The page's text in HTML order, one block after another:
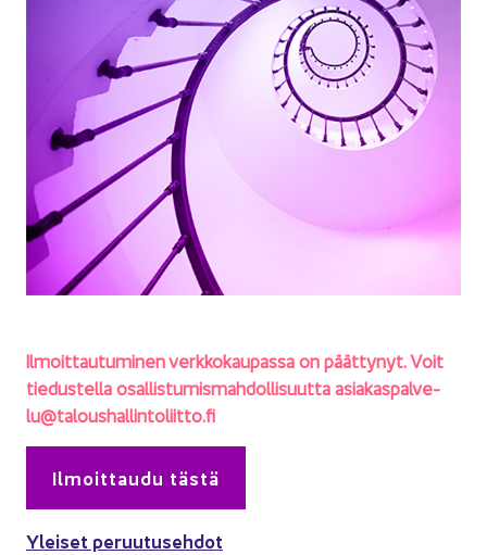
Il­moit­tau­tu­mi­nen verk­ko­kau­pas­sa on päät­ty­nyt. Voit
tie­dus­tel­la osal­lis­tu­mis­mah­dol­li­suut­ta asia­kas­pal­ve­
lu@ta­lous­hal­lin­to­liit­to.fi
Il­moit­tau­du tästä
Ylei­set pe­ruu­tuseh­dot